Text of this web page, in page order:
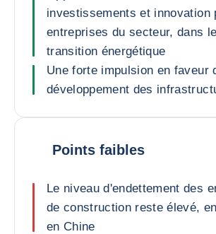
investissements et innovation
entreprises du secteur, dans
transition énergétique
Une forte impulsion en faveur
développement des
Points faibles
Le niveau d'endettement des
de construction reste élevé,
en Chine